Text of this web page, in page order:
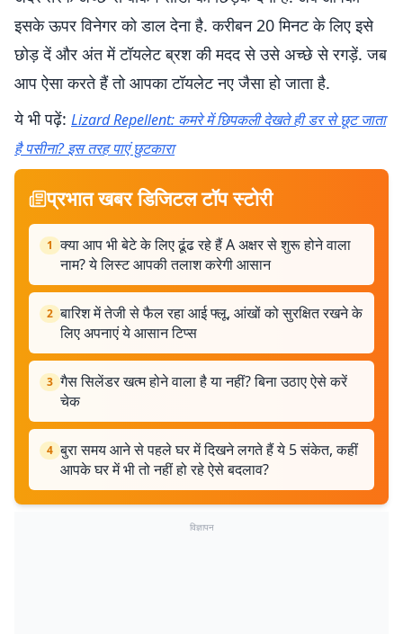
इसके ऊपर विनेगर को डाल देना है. करीबन 20 मिनट के लिए इसे
छोड़ दें और अंत में टॉयलेट ब्रश की मदद से उसे अच्छे से रगड़ें. जब
आप ऐसा करते हैं तो आपका टॉयलेट नए जैसा हो जाता है.
ये भी पढ़ें: Lizard Repellent: कमरे में छिपकली देखते ही डर से छूट जाता
है पसीना? इस तरह पाएं छुटकारा
प्रभात खबर डिजिटल टॉप स्टोरी
1 क्या आप भी बेटे के लिए ढूंढ रहे हैं A अक्षर से शुरू होने वाला
नाम? ये लिस्ट आपकी तलाश करेगी आसान
2 बारिश में तेजी से फैल रहा आई फ्लू, आंखों को सुरक्षित रखने के
लिए अपनाएं ये आसान टिप्स
3 गैस सिलेंडर खत्म होने वाला है या नहीं? बिना उठाए ऐसे करें
चेक
4 बुरा समय आने से पहले घर में दिखने लगते हैं ये 5 संकेत, कहीं
आपके घर में भी तो नहीं हो रहे ऐसे बदलाव?
विज्ञापन